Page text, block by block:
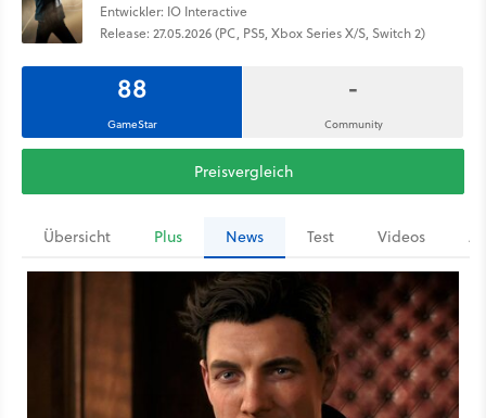
Entwickler: IO Interactive
Release: 27.05.2026 (PC, PS5, Xbox Series X/S, Switch 2)
88
GameStar
-
Community
Preisvergleich
Übersicht Plus News Test Videos